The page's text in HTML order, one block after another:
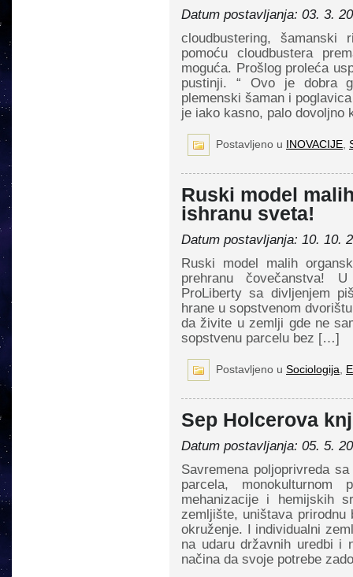
Datum postavljanja: 03. 3.
cloudbustering, šamanski
pomoću cloudbustera
moguća. Prošlog proleća
pustinji. “ Ovo je dobra
plemenski šaman i
je iako kasno, palo
Postavljeno u INOVACIJE
Ruski model
ishranu sveta!
Datum postavljanja: 10. 10.
Ruski model malih
prehranu čovečanstva!
ProLiberty sa divljenjem
hrane u sopstvenom
da živite u zemlji gde ne
sopstvenu parcelu bez […]
Postavljeno u Sociologija
Sep Holcerova
Datum postavljanja: 05. 5.
Savremena poljoprivreda
parcela, monokulturnom
mehanizacije i hemijskih
zemljište, uništava prirodnu
okruženje. I individualni
na udaru državnih uredbi i
načina da svoje potrebe